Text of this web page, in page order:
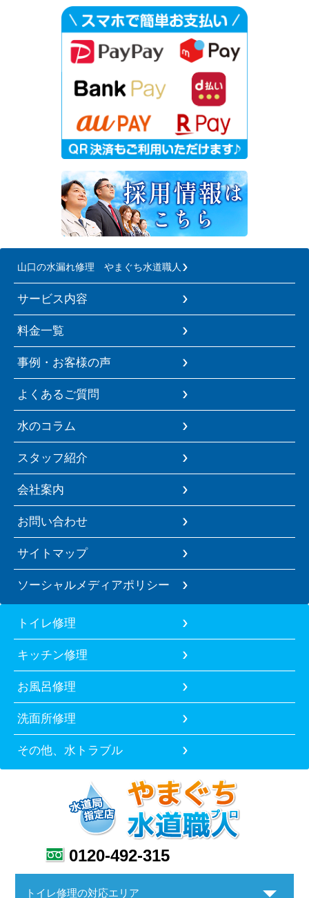
山口の水漏れ修理 やまぐち水道職人
サービス内容
料金一覧
事例・お客様の声
よくあるご質問
水のコラム
スタッフ紹介
会社案内
お問い合わせ
サイトマップ
ソーシャルメディアポリシー
トイレ修理
キッチン修理
お風呂修理
洗面所修理
その他、水トラブル
0120-492-315
トイレ修理の対応エリア